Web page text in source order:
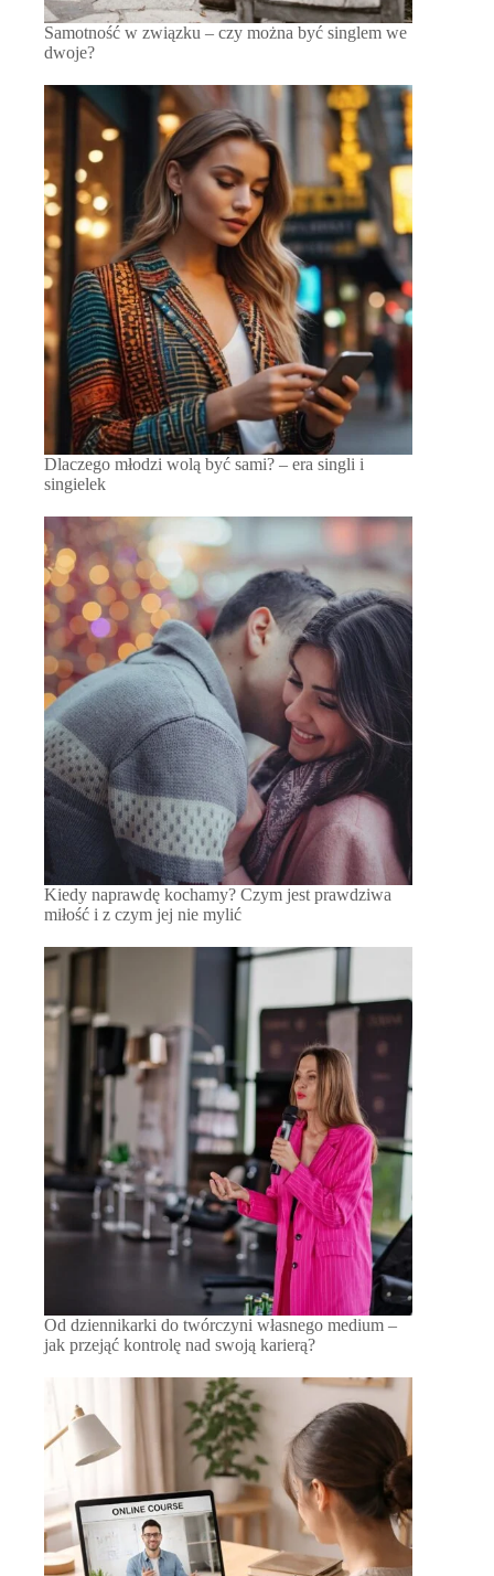
Samotność w związku – czy można być singlem we
dwoje?
Dlaczego młodzi wolą być sami? – era singli i
singielek
Kiedy naprawdę kochamy? Czym jest prawdziwa
miłość i z czym jej nie mylić
Od dziennikarki do twórczyni własnego medium –
jak przejąć kontrolę nad swoją karierą?